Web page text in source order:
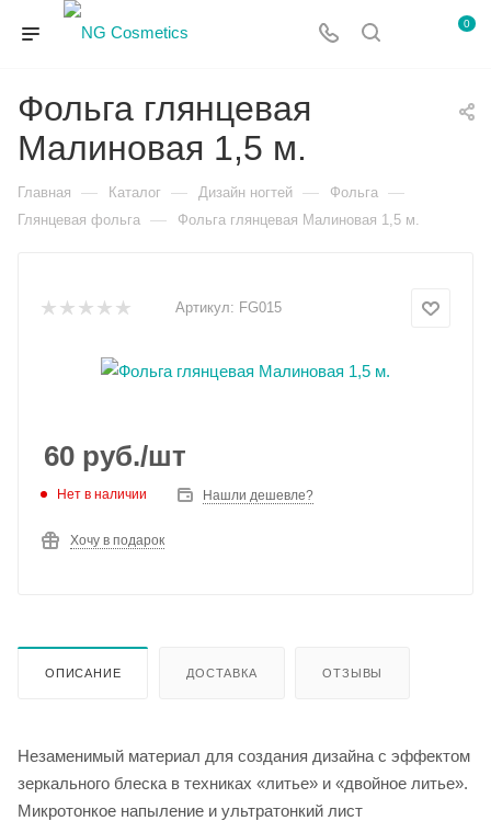
0
Фольга глянцевая
Малиновая 1,5 м.
Главная — Каталог — Дизайн ногтей — Фольга —
Глянцевая фольга — Фольга глянцевая Малиновая 1,5 м.
Артикул: FG015
60 руб./шт
Нет в наличии Нашли дешевле?
Хочу в подарок
ОПИСАНИЕ ДОСТАВКА ОТЗЫВЫ
Незаменимый материал для создания дизайна с эффектом
зеркального блеска в техниках «литье» и «двойное литье».
Микротонкое напыление и ультратонкий лист